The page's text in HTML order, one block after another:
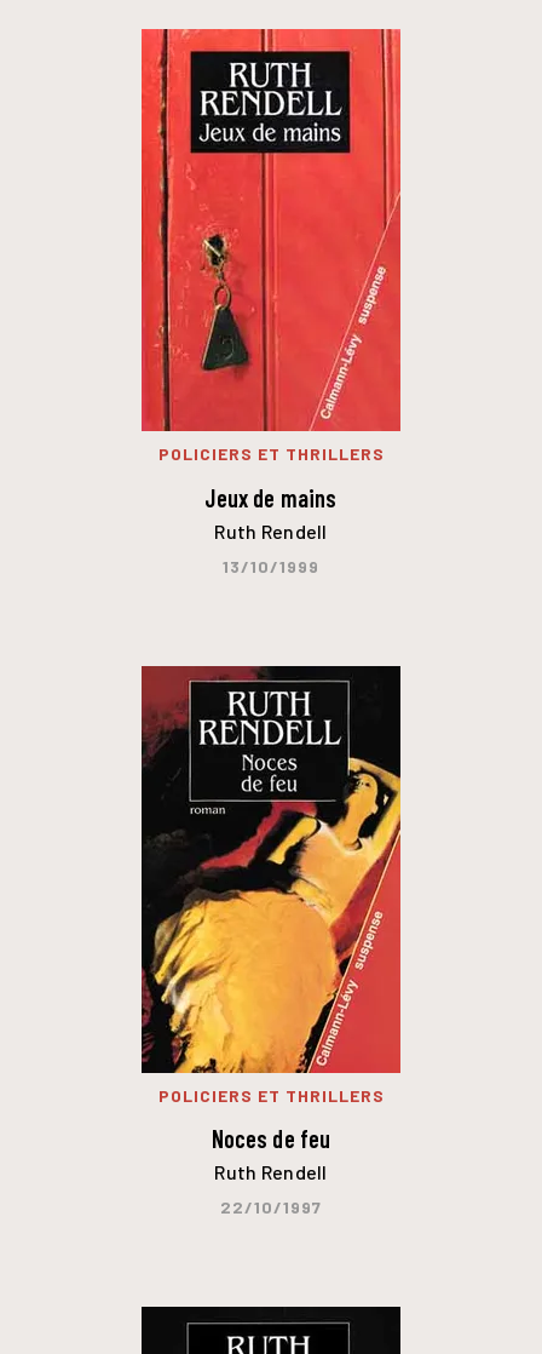
POLICIERS ET THRILLERS
Jeux de mains
Ruth Rendell
13/10/1999
POLICIERS ET THRILLERS
Noces de feu
Ruth Rendell
22/10/1997